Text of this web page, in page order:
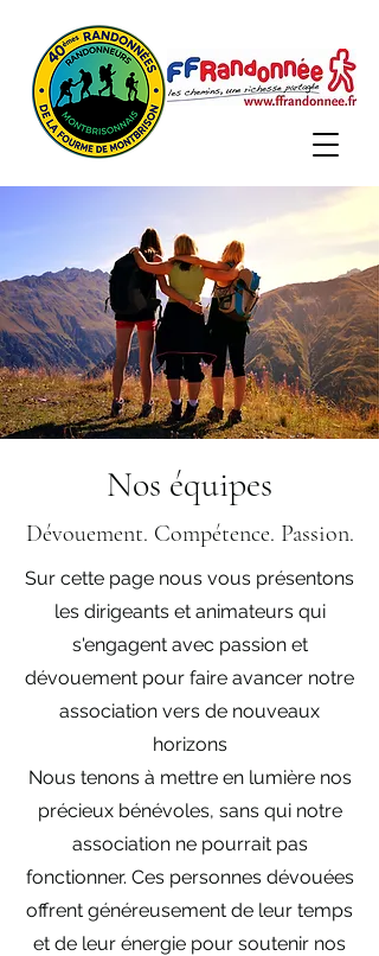
Nos équipes
Dévouement. Compétence. Passion.
Sur cette page nous vous présentons
les dirigeants et animateurs qui
s'engagent avec passion et
dévouement pour faire avancer notre
association vers de nouveaux
horizons
Nous tenons à mettre en lumière nos
précieux bénévoles, sans qui notre
association ne pourrait pas
fonctionner. Ces personnes dévouées
offrent généreusement de leur temps
et de leur énergie pour soutenir nos